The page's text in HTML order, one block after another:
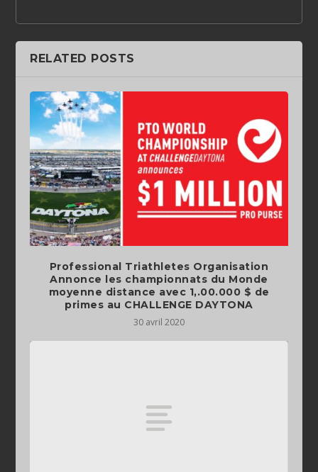
RELATED POSTS
Professional Triathletes Organisation
Annonce les championnats du Monde
moyenne distance avec 1,.00.000 $ de
primes au CHALLENGE DAYTONA
30 avril 2020